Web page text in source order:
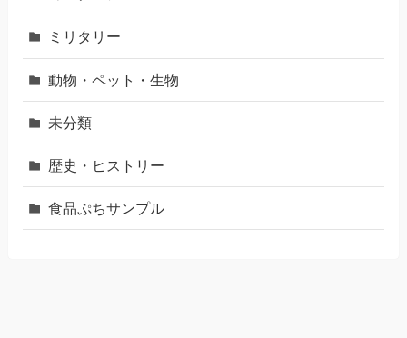
ミリタリー
動物・ペット・生物
未分類
歴史・ヒストリー
食品ぷちサンプル